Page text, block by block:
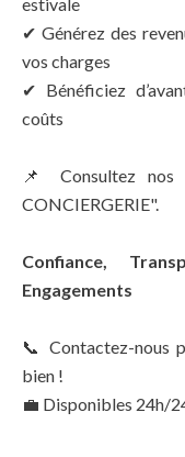
✔ Générez des
vos charges
✔ Bénéficiez
coûts
📌 Consultez nos
CONCIERGERIE".
Confiance,
Engagements
📞 Contactez-nous
bien !
💼 Disponibles 24h/